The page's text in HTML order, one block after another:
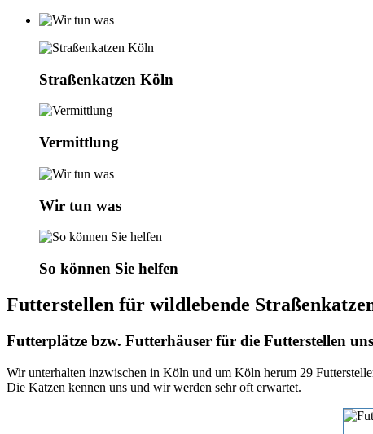
Straßenkatzen Köln
Vermittlung
Wir tun was
So können Sie helfen
Futterstellen für wildlebende
Futterplätze bzw. Futterhäuser für die Futterstellen
Wir unterhalten inzwischen in Köln und um Köln herum 29
Die Katzen kennen uns und wir werden sehr oft erwartet.